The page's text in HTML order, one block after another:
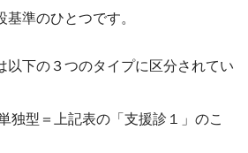
準のひとつです。
以下の３つのタイプに区分されてい
独型＝上記表の「支援診１」のこ